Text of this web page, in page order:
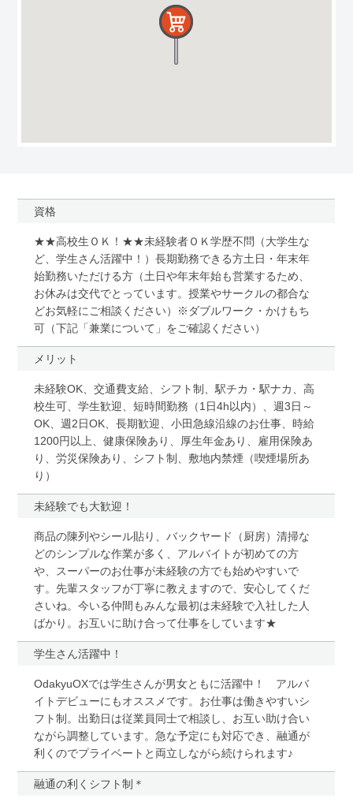
資格
★★高校生ＯＫ！★★未経験者ＯＫ学歴不問（大学生な
ど、学生さん活躍中！）長期勤務できる方土日・年末年
始勤務いただける方（土日や年末年始も営業するため、
お休みは交代でとっています。授業やサークルの都合な
どお気軽にご相談ください）※ダブルワーク・かけもち
可（下記「兼業について」をご確認ください）
メリット
未経験OK、交通費支給、シフト制、駅チカ・駅ナカ、高
校生可、学生歓迎、短時間勤務（1日4h以内）、週3日～
OK、週2日OK、長期歓迎、小田急線沿線のお仕事、時給
1200円以上、健康保険あり、厚生年金あり、雇用保険あ
り、労災保険あり、シフト制、敷地内禁煙（喫煙場所あ
り）
未経験でも大歓迎！
商品の陳列やシール貼り、バックヤード（厨房）清掃な
どのシンプルな作業が多く、アルバイトが初めての方
や、スーパーのお仕事が未経験の方でも始めやすいで
す。先輩スタッフが丁寧に教えますので、安心してくだ
さいね。今いる仲間もみんな最初は未経験で入社した人
ばかり。お互いに助け合って仕事をしています★
学生さん活躍中！
OdakyuOXでは学生さんが男女ともに活躍中！ アルバ
イトデビューにもオススメです。お仕事は働きやすいシ
フト制。出勤日は従業員同士で相談し、お互い助け合い
ながら調整しています。急な予定にも対応でき、融通が
利くのでプライベートと両立しながら続けられます♪
融通の利くシフト制＊